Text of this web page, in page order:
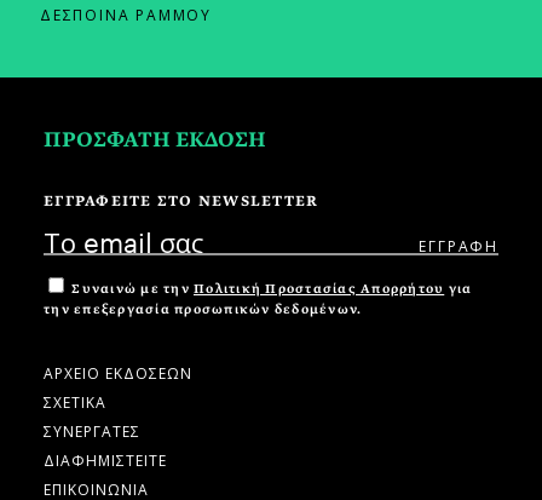
ΔΕΣΠΟΙΝΑ ΡΑΜΜΟΥ
ΠΡΟΣΦΑΤΗ ΕΚΔΟΣΗ
ΕΓΓΡΑΦΕΙΤΕ ΣΤΟ NEWSLETTER
Συναινώ με την Πολιτική Προστασίας Απορρήτου για
την επεξεργασία προσωπικών δεδομένων.
ΑΡΧΕΙΟ ΕΚΔΟΣΕΩΝ
ΣΧΕΤΙΚΑ
ΣΥΝΕΡΓΑΤΕΣ
ΔΙΑΦΗΜΙΣΤΕΙΤΕ
ΕΠΙΚΟΙΝΩΝΙΑ